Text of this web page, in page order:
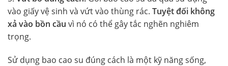
vào giấy vệ sinh và vứt vào thùng rác. Tuyệt đối không
xả vào bồn cầu vì nó có thể gây tắc nghẽn nghiêm
trọng.
Sử dụng bao cao su đúng cách là một kỹ năng sống,